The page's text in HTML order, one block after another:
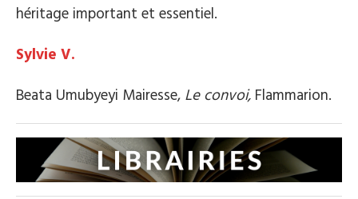
héritage important et essentiel.
Sylvie V.
Beata Umubyeyi Mairesse, Le convoi, Flammarion.